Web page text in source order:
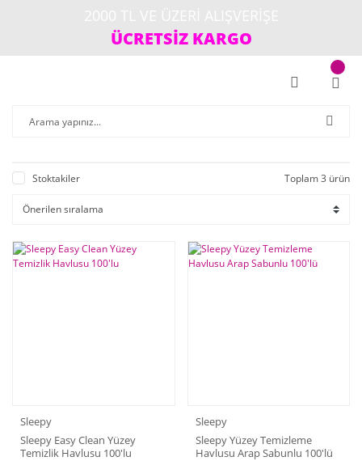
ÜCRETSİZ KARGO
Stoktakiler Toplam 3 ürün
Sleepy
Sleepy Easy Clean Yüzey
Temizlik Havlusu 100'lu
Sleepy
Sleepy Yüzey Temizleme
Havlusu Arap Sabunlu 100'lü